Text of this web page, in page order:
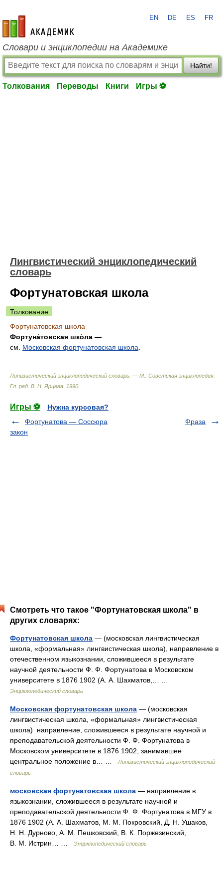
academic.ru
EN DE ES FR
Словари и энциклопедии на Академике
Найти!
Толкования Переводы Книги Игры ⚽
Лингвистический энциклопедический
словарь
Фортунатовская школа
Толкование
Фортунатовская школа
Фортуна́товская шко́ла —
см. Московская фортунатовская школа
Лингвистический энциклопедический словарь. — М.: Советская энциклопедия
Гл. ред. В. Н. Ярцева 1990
Игры ⚽
Нужна курсовая?
Фортунатова — Соссюра
закон
Фраза
Смотреть что такое "Фортунатовская школа" в
других словарях:
Фортунатовская школа — (московская лингвистическая
школа, «формальная» лингвистическая школа), направление в
отечественном языкознании, сложившееся в результате
научной деятельности Ф. Ф. Фортунатова в Московском
университете в 1876 1902 (А. А. Шахматов,… …
Энциклопедический словарь
Московская фортунатовская школа — (московская
лингвистическая школа, «формальная» лингвистическая
школа) направление, сложившееся в результате научной и
преподавательской деятельности Ф. Ф. Фортунатова в
Московском университете в 1876 1902, занимавшее
центральное положение в… …
Лингвистический энциклопедический
словарь
московская фортунатовская школа — направление в
языкознании, сложившееся в результате научной и
преподавательской деятельности Ф. Ф. Фортунатова в МГУ в
1876 1902 (А. А. Шахматов, М. М. Покровский, Д. Н. Ушаков,
Н. Н. Дурново, А. М. Пешковский, В. К. Поржезинский,
В. М. Истрин… …
Энциклопедический словарь